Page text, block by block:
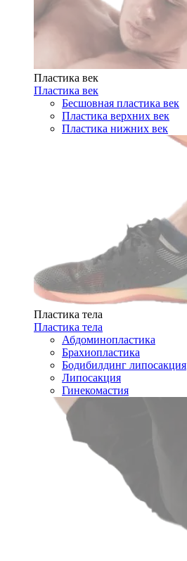
Пластика век
Пластика век
Бесшовная пластика век
Пластика верхних век
Пластика нижних век
Пластика тела
Пластика тела
Абдоминопластика
Брахиопластика
Бодибилдинг липосакция
Липосакция
Гинекомастия